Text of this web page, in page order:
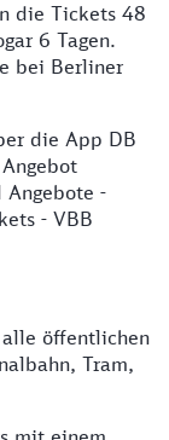
die Tickets 48
6 Tagen.
bei Berliner
die App DB
Angebote -
- VBB
öffentlichen
Tram,